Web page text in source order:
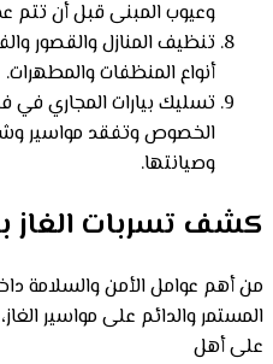
وعيوب المبنى قبل أن تتم
تنظيف المنازل والقصور
أنواع المنظفات والمطهرات.
تسليك بيارات المجاري
الخصوص وتفقد مواسير
وصيانتها.
كشف تسربات الغاز
من أهم عوامل الأمن والسلامة
المستمر والدائم على مواسير
على أهل